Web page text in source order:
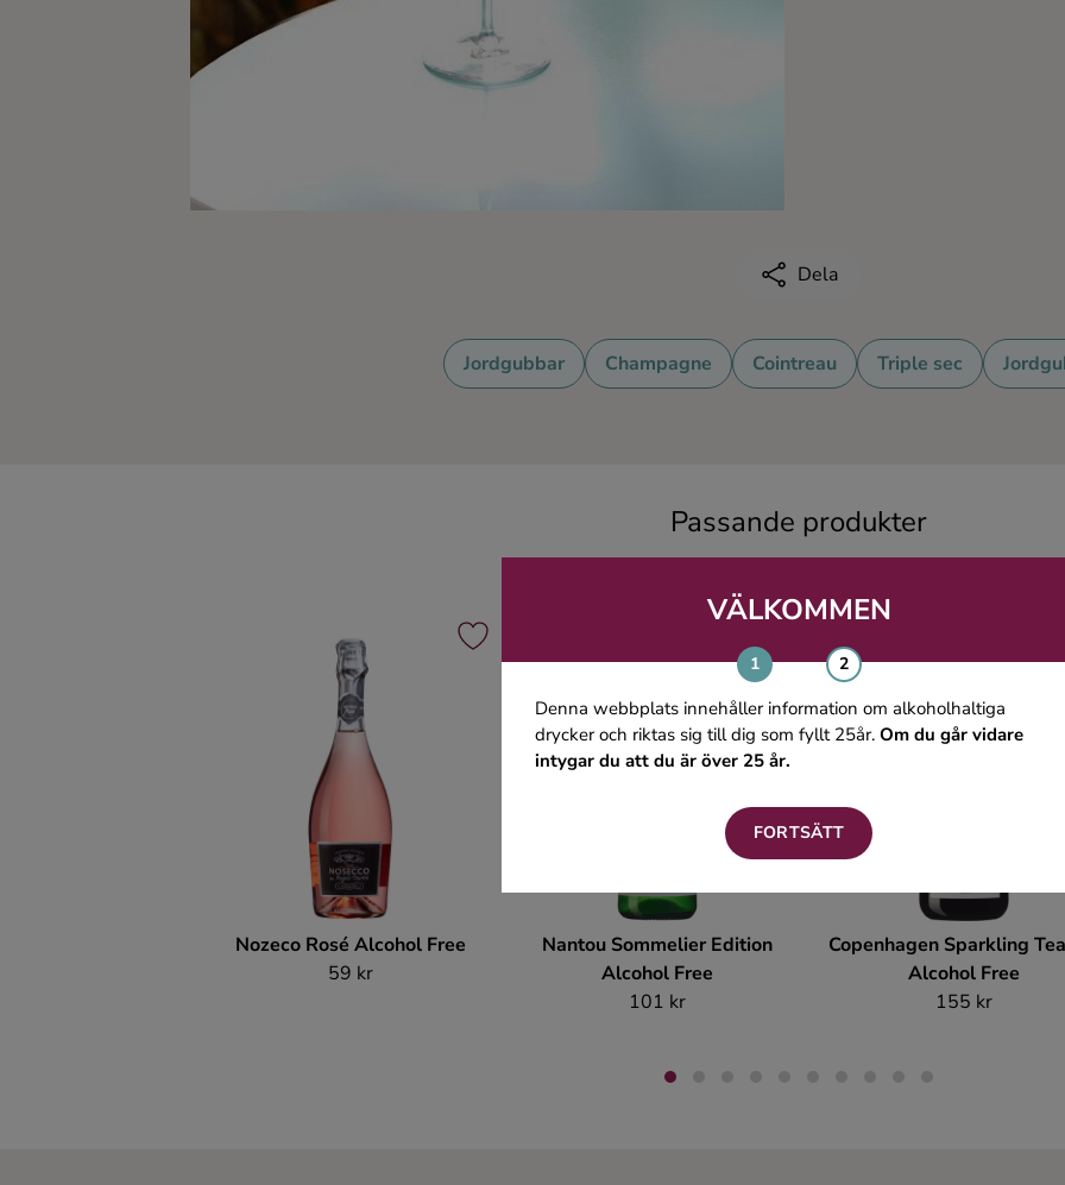
VÄLKOMMEN
Denna webbplats innehåller information om alkoholhaltiga
drycker och riktas sig till dig som fyllt 25år. Om du går vidare
intygar du att du är över 25 år.
FORTSÄTT
Dela
Jordgubbar Champagne Cointreau Triple sec
Passande produkter
Nozeco Rosé Alcohol Free
59 kr
Nantou Sommelier Edition
Alcohol Free
101 kr
Copenhagen Sparkling
Alcohol Free
155 kr